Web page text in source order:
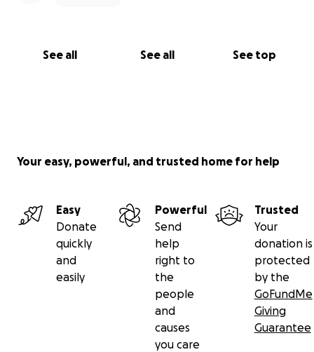
See all See all See top
Your easy, powerful, and trusted home for help
Easy
Donate
quickly
and
easily
Powerful
Send
help
right to
the
people
and
causes
you care
Trusted
Your
donation is
protected
by the
GoFundMe
Giving
Guarantee